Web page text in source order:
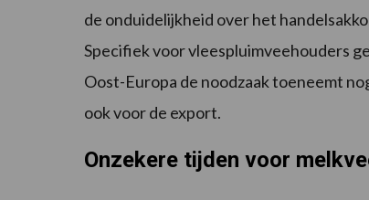
de onduidelijkheid over het
Specifiek voor vleespluimveehouders
Oost-Europa de noodzaak toeneemt
ook voor de export.
Onzekere tijden voor